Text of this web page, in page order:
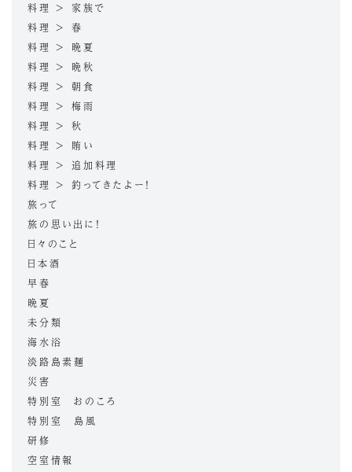
料理 > 家族で
料理 > 春
料理 > 晩夏
料理 > 晩秋
料理 > 朝食
料理 > 梅雨
料理 > 秋
料理 > 賄い
料理 > 追加料理
料理 > 釣ってきたよー！
旅って
旅の思い出に！
日々のこと
日本酒
早春
晩夏
未分類
海水浴
淡路島素麺
災害
特別室 おのころ
特別室 島風
研修
空室情報